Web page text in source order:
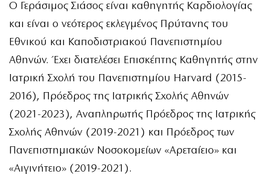
Ο Γεράσιμος Σιάσος είναι καθηγητής Καρδιολογίας
και είναι ο νεότερος εκλεγμένος Πρύτανης του
Εθνικού και Καποδιστριακού Πανεπιστημίου
Αθηνών. Έχει διατελέσει Επισκέπτης Καθηγητής στην
Ιατρική Σχολή του Πανεπιστημίου Harvard (2015-
2016), Πρόεδρος της Ιατρικής Σχολής Αθηνών
(2021-2023), Αναπληρωτής Πρόεδρος της Ιατρικής
Σχολής Αθηνών (2019-2021) και Πρόεδρος των
Πανεπιστημιακών Νοσοκομείων «Αρεταίειο» και
«Αιγινήτειο» (2019-2021).